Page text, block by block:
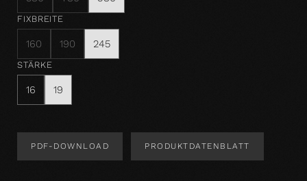
FIXBREITE
160 190 245
STÄRKE
16 19
PDF-DOWNLOAD PRODUKTDATENBLATT